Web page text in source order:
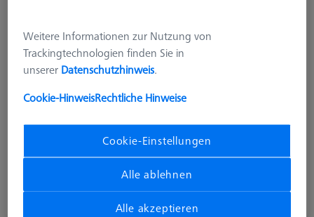
Quader
Verbindung der Grundplatten mit den
Konstruktionselementen
Weitere Informationen zur Nutzung von
Trackingtechnologien finden Sie in
unserer Datenschutzhinweis.
Cookie-HinweisRechtliche Hinweise
Cookie-Einstellungen
Alle ablehnen
Alle akzeptieren